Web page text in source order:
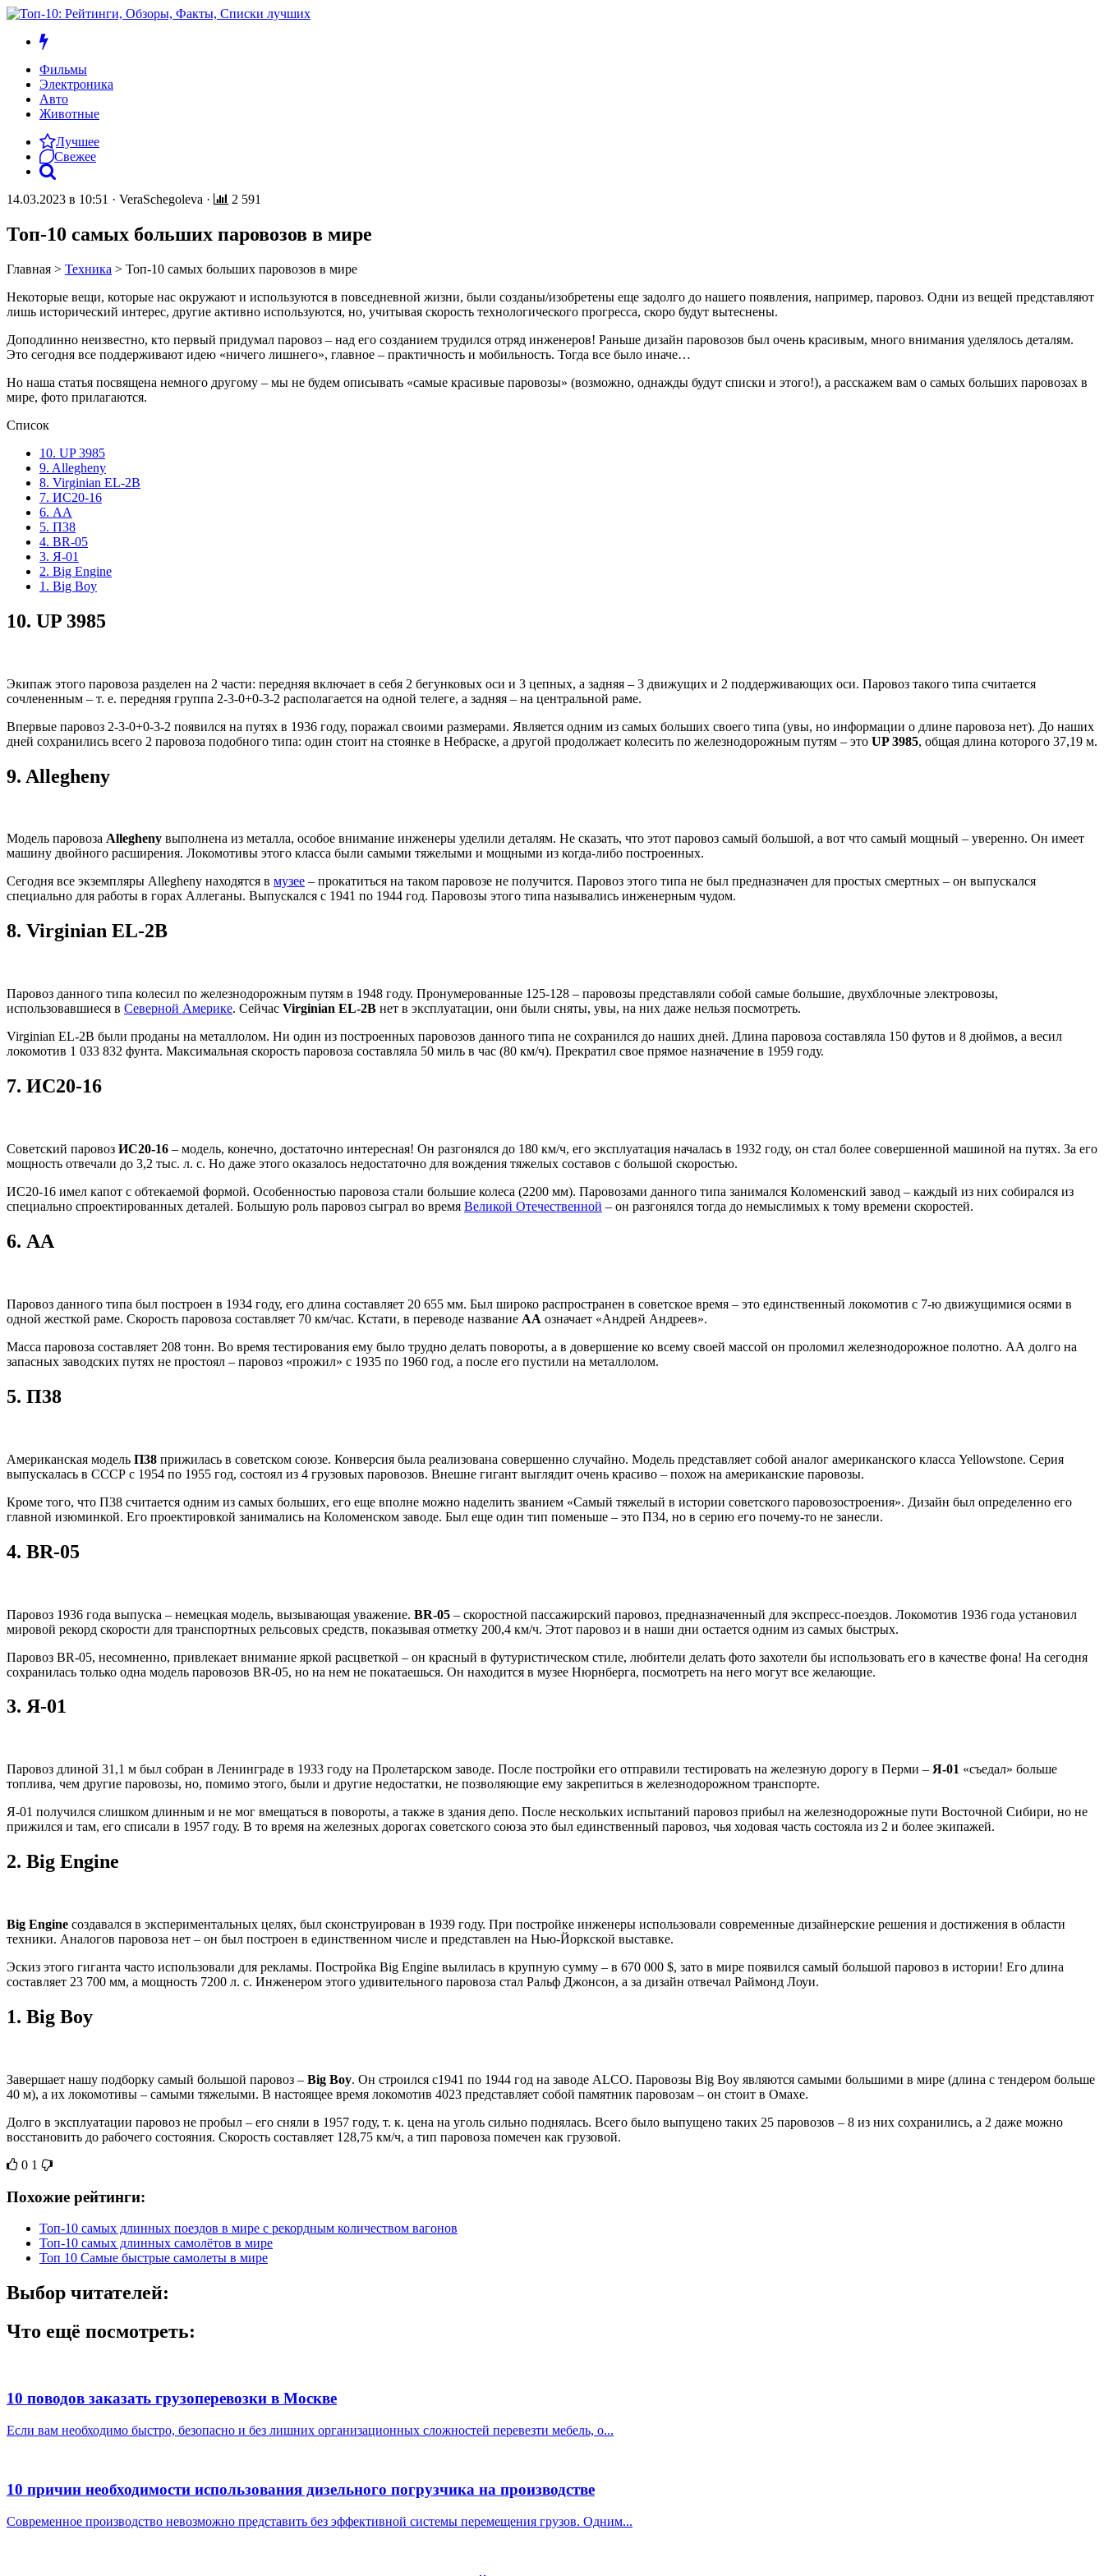
Фильмы
Электроника
Авто
Животные
Лучшее
Свежее
14.03.2023 в 10:51 · VeraSchegoleva · 2 591
Топ-10 самых больших паровозов в мире
Главная > Техника > Топ-10 самых больших паровозов в мире
Некоторые вещи, которые нас окружают и используются в повседневной жизни, были созданы/изобретены еще задолго до нашего появления, например, паровоз. Одни из вещей представляют
лишь исторический интерес, другие активно используются, но, учитывая скорость технологического прогресса, скоро будут вытеснены.
Доподлинно неизвестно, кто первый придумал паровоз – над его созданием трудился отряд инженеров! Раньше дизайн паровозов был очень красивым, много внимания уделялось деталям.
Это сегодня все поддерживают идею «ничего лишнего», главное – практичность и мобильность. Тогда все было иначе…
Но наша статья посвящена немного другому – мы не будем описывать «самые красивые паровозы» (возможно, однажды будут списки и этого!), а расскажем вам о самых больших паровозах в
мире, фото прилагаются.
Список
10. UP 3985
9. Allegheny
8. Virginian EL-2B
7. ИС20-16
6. АА
5. П38
4. BR-05
3. Я-01
2. Big Engine
1. Big Boy
10. UP 3985
Экипаж этого паровоза разделен на 2 части: передняя включает в себя 2 бегунковых оси и 3 цепных, а задняя – 3 движущих и 2 поддерживающих оси. Паровоз такого типа считается
сочлененным – т. е. передняя группа 2-3-0+0-3-2 располагается на одной телеге, а задняя – на центральной раме.
Впервые паровоз 2-3-0+0-3-2 появился на путях в 1936 году, поражал своими размерами. Является одним из самых больших своего типа (увы, но информации о длине паровоза нет). До наших
дней сохранились всего 2 паровоза подобного типа: один стоит на стоянке в Небраске, а другой продолжает колесить по железнодорожным путям – это UP 3985, общая длина которого 37,19 м.
9. Allegheny
Модель паровоза Allegheny выполнена из металла, особое внимание инженеры уделили деталям. Не сказать, что этот паровоз самый большой, а вот что самый мощный – уверенно. Он имеет
машину двойного расширения. Локомотивы этого класса были самыми тяжелыми и мощными из когда-либо построенных.
Сегодня все экземпляры Allegheny находятся в музее – прокатиться на таком паровозе не получится. Паровоз этого типа не был предназначен для простых смертных – он выпускался
специально для работы в горах Аллеганы. Выпускался с 1941 по 1944 год. Паровозы этого типа назывались инженерным чудом.
8. Virginian EL-2B
Паровоз данного типа колесил по железнодорожным путям в 1948 году. Пронумерованные 125-128 – паровозы представляли собой самые большие, двухблочные электровозы,
использовавшиеся в Северной Америке. Сейчас Virginian EL-2B нет в эксплуатации, они были сняты, увы, на них даже нельзя посмотреть.
Virginian EL-2B были проданы на металлолом. Ни один из построенных паровозов данного типа не сохранился до наших дней. Длина паровоза составляла 150 футов и 8 дюймов, а весил
локомотив 1 033 832 фунта. Максимальная скорость паровоза составляла 50 миль в час (80 км/ч). Прекратил свое прямое назначение в 1959 году.
7. ИС20-16
Советский паровоз ИС20-16 – модель, конечно, достаточно интересная! Он разгонялся до 180 км/ч, его эксплуатация началась в 1932 году, он стал более совершенной машиной на путях. За его
мощность отвечали до 3,2 тыс. л. с. Но даже этого оказалось недостаточно для вождения тяжелых составов с большой скоростью.
ИС20-16 имел капот с обтекаемой формой. Особенностью паровоза стали большие колеса (2200 мм). Паровозами данного типа занимался Коломенский завод – каждый из них собирался из
специально спроектированных деталей. Большую роль паровоз сыграл во время Великой Отечественной – он разгонялся тогда до немыслимых к тому времени скоростей.
6. АА
Паровоз данного типа был построен в 1934 году, его длина составляет 20 655 мм. Был широко распространен в советское время – это единственный локомотив с 7-ю движущимися осями в
одной жесткой раме. Скорость паровоза составляет 70 км/час. Кстати, в переводе название АА означает «Андрей Андреев».
Масса паровоза составляет 208 тонн. Во время тестирования ему было трудно делать повороты, а в довершение ко всему своей массой он проломил железнодорожное полотно. АА долго на
запасных заводских путях не простоял – паровоз «прожил» с 1935 по 1960 год, а после его пустили на металлолом.
5. П38
Американская модель П38 прижилась в советском союзе. Конверсия была реализована совершенно случайно. Модель представляет собой аналог американского класса Yellowstone. Серия
выпускалась в СССР с 1954 по 1955 год, состоял из 4 грузовых паровозов. Внешне гигант выглядит очень красиво – похож на американские паровозы.
Кроме того, что П38 считается одним из самых больших, его еще вполне можно наделить званием «Самый тяжелый в истории советского паровозостроения». Дизайн был определенно его
главной изюминкой. Его проектировкой занимались на Коломенском заводе. Был еще один тип поменьше – это П34, но в серию его почему-то не занесли.
4. BR-05
Паровоз 1936 года выпуска – немецкая модель, вызывающая уважение. BR-05 – скоростной пассажирский паровоз, предназначенный для экспресс-поездов. Локомотив 1936 года установил
мировой рекорд скорости для транспортных рельсовых средств, показывая отметку 200,4 км/ч. Этот паровоз и в наши дни остается одним из самых быстрых.
Паровоз BR-05, несомненно, привлекает внимание яркой расцветкой – он красный в футуристическом стиле, любители делать фото захотели бы использовать его в качестве фона! На сегодня
сохранилась только одна модель паровозов BR-05, но на нем не покатаешься. Он находится в музее Нюрнберга, посмотреть на него могут все желающие.
3. Я-01
Паровоз длиной 31,1 м был собран в Ленинграде в 1933 году на Пролетарском заводе. После постройки его отправили тестировать на железную дорогу в Перми – Я-01 «съедал» больше
топлива, чем другие паровозы, но, помимо этого, были и другие недостатки, не позволяющие ему закрепиться в железнодорожном транспорте.
Я-01 получился слишком длинным и не мог вмещаться в повороты, а также в здания депо. После нескольких испытаний паровоз прибыл на железнодорожные пути Восточной Сибири, но не
прижился и там, его списали в 1957 году. В то время на железных дорогах советского союза это был единственный паровоз, чья ходовая часть состояла из 2 и более экипажей.
2. Big Engine
Big Engine создавался в экспериментальных целях, был сконструирован в 1939 году. При постройке инженеры использовали современные дизайнерские решения и достижения в области
техники. Аналогов паровоза нет – он был построен в единственном числе и представлен на Нью-Йоркской выставке.
Эскиз этого гиганта часто использовали для рекламы. Постройка Big Engine вылилась в крупную сумму – в 670 000 $, зато в мире появился самый большой паровоз в истории! Его длина
составляет 23 700 мм, а мощность 7200 л. с. Инженером этого удивительного паровоза стал Ральф Джонсон, а за дизайн отвечал Раймонд Лоуи.
1. Big Boy
Завершает нашу подборку самый большой паровоз – Big Boy. Он строился с1941 по 1944 год на заводе ALCO. Паровозы Big Boy являются самыми большими в мире (длина с тендером больше
40 м), а их локомотивы – самыми тяжелыми. В настоящее время локомотив 4023 представляет собой памятник паровозам – он стоит в Омахе.
Долго в эксплуатации паровоз не пробыл – его сняли в 1957 году, т. к. цена на уголь сильно поднялась. Всего было выпущено таких 25 паровозов – 8 из них сохранились, а 2 даже можно
восстановить до рабочего состояния. Скорость составляет 128,75 км/ч, а тип паровоза помечен как грузовой.
0 1
Похожие рейтинги:
Топ-10 самых длинных поездов в мире с рекордным количеством вагонов
Топ-10 самых длинных самолётов в мире
Топ 10 Самые быстрые самолеты в мире
Выбор читателей:
Что ещё посмотреть:
10 поводов заказать грузоперевозки в Москве
Если вам необходимо быстро, безопасно и без лишних организационных сложностей перевезти мебель, о...
10 причин необходимости использования дизельного погрузчика на производстве
Современное производство невозможно представить без эффективной системы перемещения грузов. Одним...